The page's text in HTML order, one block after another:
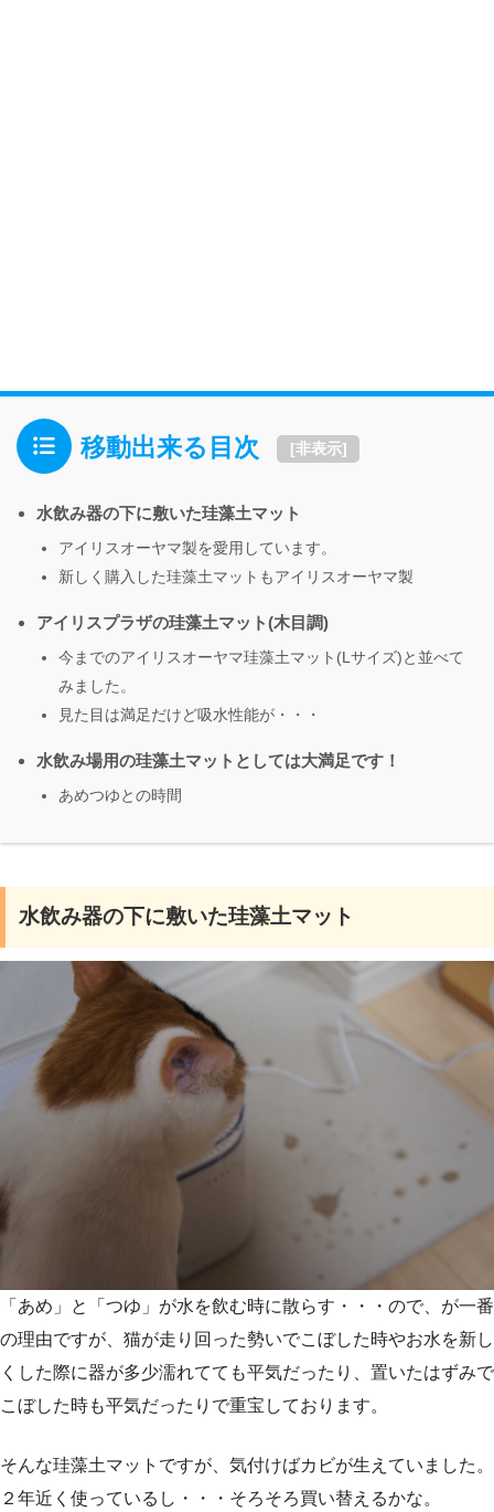
移動出来る目次 [非表示]
水飲み器の下に敷いた珪藻土マット
アイリスオーヤマ製を愛用しています。
新しく購入した珪藻土マットもアイリスオーヤマ製
アイリスプラザの珪藻土マット(木目調)
今までのアイリスオーヤマ珪藻土マット(Lサイズ)と並べて
みました。
見た目は満足だけど吸水性能が・・・
水飲み場用の珪藻土マットとしては大満足です！
あめつゆとの時間
水飲み器の下に敷いた珪藻土マット
「あめ」と「つゆ」が水を飲む時に散らす・・・ので、が一番
の理由ですが、猫が走り回った勢いでこぼした時やお水を新し
くした際に器が多少濡れてても平気だったり、置いたはずみで
こぼした時も平気だったりで重宝しております。
そんな珪藻土マットですが、気付けばカビが生えていました。
２年近く使っているし・・・そろそろ買い替えるかな。